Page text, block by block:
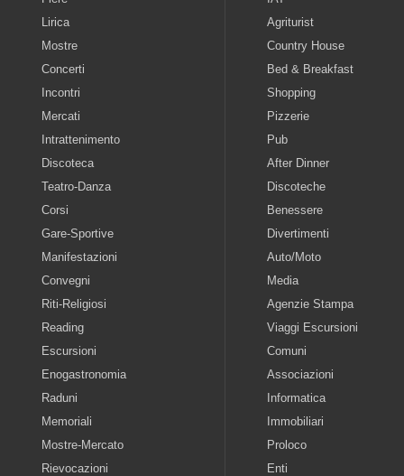
Lirica
Mostre
Concerti
Incontri
Mercati
Intrattenimento
Discoteca
Teatro-Danza
Corsi
Gare-Sportive
Manifestazioni
Convegni
Riti-Religiosi
Reading
Escursioni
Enogastronomia
Raduni
Memoriali
Mostre-Mercato
Rievocazioni
Agriturist
Country House
Bed & Breakfast
Shopping
Pizzerie
Pub
After Dinner
Discoteche
Benessere
Divertimenti
Auto/Moto
Media
Agenzie Stampa
Viaggi Escursioni
Comuni
Associazioni
Informatica
Immobiliari
Proloco
Enti